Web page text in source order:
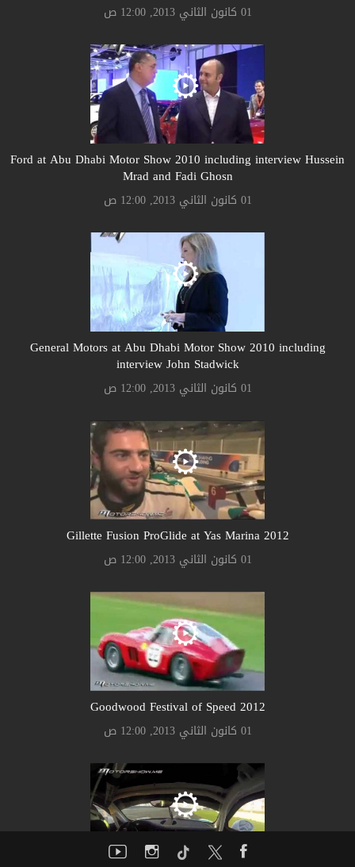
01 كانون الثاني 2013, 12:00 ص
Ford at Abu Dhabi Motor Show 2010 including interview Hussein
Mrad and Fadi Ghosn
01 كانون الثاني 2013, 12:00 ص
General Motors at Abu Dhabi Motor Show 2010 including
interview John Stadwick
01 كانون الثاني 2013, 12:00 ص
Gillette Fusion ProGlide at Yas Marina 2012
01 كانون الثاني 2013, 12:00 ص
Goodwood Festival of Speed 2012
01 كانون الثاني 2013, 12:00 ص